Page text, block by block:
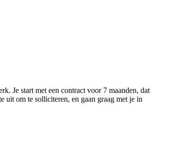
Je start met een contract voor 7 maanden, dat
uit om te solliciteren, en gaan graag met je in